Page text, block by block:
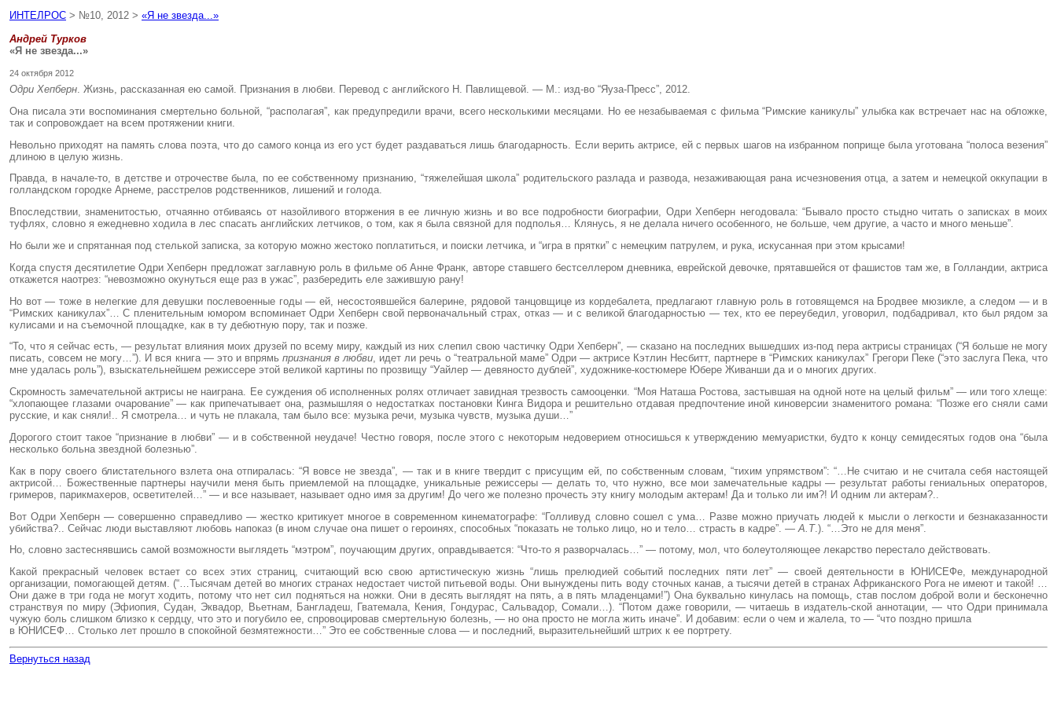
ИНТЕЛРОС > №10, 2012 > «Я не звезда...»
Андрей Турков
«Я не звезда...»
24 октября 2012
Одри Хепберн. Жизнь, рассказанная ею самой. Признания в любви. Перевод с английского Н. Павлищевой. — М.: изд-во “Яуза-Пресс”, 2012.
Она писала эти воспоминания смертельно больной, “располагая”, как предупредили врачи, всего несколькими месяцами. Но ее незабываемая с фильма “Римские каникулы” улыбка как встречает нас на обложке,
так и сопровождает на всем протяжении книги.
Невольно приходят на память слова поэта, что до самого конца из его уст будет раздаваться лишь благодарность. Если верить актрисе, ей с первых шагов на избранном поприще была уготована “полоса везения”
длиною в целую жизнь.
Правда, в начале-то, в детстве и отрочестве была, по ее собственному признанию, “тяжелейшая школа” родительского разлада и развода, незаживающая рана исчезновения отца, а затем и немецкой оккупации в
голландском городке Арнеме, расстрелов родственников, лишений и голода.
Впоследствии, знаменитостью, отчаянно отбиваясь от назойливого вторжения в ее личную жизнь и во все подробности биографии, Одри Хепберн негодовала: “Бывало просто стыдно читать о записках в моих
туфлях, словно я ежедневно ходила в лес спасать английских летчиков, о том, как я была связной для подполья… Клянусь, я не делала ничего особенного, не больше, чем другие, а часто и много меньше”.
Но были же и спрятанная под стелькой записка, за которую можно жестоко поплатиться, и поиски летчика, и “игра в прятки” с немецким патрулем, и рука, искусанная при этом крысами!
Когда спустя десятилетие Одри Хепберн предложат заглавную роль в фильме об Анне Франк, авторе ставшего бестселлером дневника, еврейской девочке, прятавшейся от фашистов там же, в Голландии, актриса
откажется наотрез: “невозможно окунуться еще раз в ужас”, разбередить еле зажившую рану!
Но вот — тоже в нелегкие для девушки послевоенные годы — ей, несостоявшейся балерине, рядовой танцовщице из кордебалета, предлагают главную роль в готовящемся на Бродвее мюзикле, а следом — и в
“Римских каникулах”… С пленительным юмором вспоминает Одри Хепберн свой первоначальный страх, отказ — и с великой благодарностью — тех, кто ее переубедил, уговорил, подбадривал, кто был рядом за
кулисами и на съемочной площадке, как в ту дебютную пору, так и позже.
“То, что я сейчас есть, — результат влияния моих друзей по всему миру, каждый из них слепил свою частичку Одри Хепберн”, — сказано на последних вышедших из-под пера актрисы страницах (“Я больше не могу
писать, совсем не могу…”). И вся книга — это и впрямь признания в любви, идет ли речь о “театральной маме” Одри — актрисе Кэтлин Несбитт, партнере в “Римских каникулах” Грегори Пеке (“это заслуга Пека, что
мне удалась роль”), взыскательнейшем режиссере этой великой картины по прозвищу “Уайлер — девяносто дублей”, художнике-костюмере Юбере Живанши да и о многих других.
Скромность замечательной актрисы не наиграна. Ее суждения об исполненных ролях отличает завидная трезвость самооценки. “Моя Наташа Ростова, застывшая на одной ноте на целый фильм” — или того хлеще:
“хлопающее глазами очарование” — как припечатывает она, размышляя о недостатках постановки Кинга Видора и решительно отдавая предпочтение иной киноверсии знаменитого романа: “Позже его сняли сами
русские, и как сняли!.. Я смотрела… и чуть не плакала, там было все: музыка речи, музыка чувств, музыка души…”
Дорогого стоит такое “признание в любви” — и в собственной неудаче! Честно говоря, после этого с некоторым недоверием относишься к утверждению мемуаристки, будто к концу семидесятых годов она “была
несколько больна звездной болезнью”.
Как в пору своего блистательного взлета она отпиралась: “Я вовсе не звезда”, — так и в книге твердит с присущим ей, по собственным словам, “тихим упрямством”: “…Не считаю и не считала себя настоящей
актрисой… Божественные партнеры научили меня быть приемлемой на площадке, уникальные режиссеры — делать то, что нужно, все мои замечательные кадры — результат работы гениальных операторов,
гримеров, парикмахеров, осветителей…” — и все называет, называет одно имя за другим! До чего же полезно прочесть эту книгу молодым актерам! Да и только ли им?! И одним ли актерам?..
Вот Одри Хепберн — совершенно справедливо — жестко критикует многое в современном кинематографе: “Голливуд словно сошел с ума… Разве можно приучать людей к мысли о легкости и безнаказанности
убийства?.. Сейчас люди выставляют любовь напоказ (в ином случае она пишет о героинях, способных “показать не только лицо, но и тело… страсть в кадре”. — А.Т.). “…Это не для меня”.
Но, словно застеснявшись самой возможности выглядеть “мэтром”, поучающим других, оправдывается: “Что-то я разворчалась…” — потому, мол, что болеутоляющее лекарство перестало действовать.
Какой прекрасный человек встает со всех этих страниц, считающий всю свою артистическую жизнь “лишь прелюдией событий последних пяти лет” — своей деятельности в ЮНИСЕФе, международной
организации, помогающей детям. (“…Тысячам детей во многих странах недостает чистой питьевой воды. Они вынуждены пить воду сточных канав, а тысячи детей в странах Африканского Рога не имеют и такой! …
Они даже в три года не могут ходить, потому что нет сил подняться на ножки. Они в десять выглядят на пять, а в пять младенцами!”) Она буквально кинулась на помощь, став послом доброй воли и бесконечно
странствуя по миру (Эфиопия, Судан, Эквадор, Вьетнам, Бангладеш, Гватемала, Кения, Гондурас, Сальвадор, Сомали…). “Потом даже говорили, — читаешь в издатель-ской аннотации, — что Одри принимала
чужую боль слишком близко к сердцу, что это и погубило ее, спровоцировав смертельную болезнь, — но она просто не могла жить иначе”. И добавим: если о чем и жалела, то — “что поздно пришла
в ЮНИСЕФ… Столько лет прошло в спокойной безмятежности…” Это ее собственные слова — и последний, выразительнейший штрих к ее портрету.
Вернуться назад